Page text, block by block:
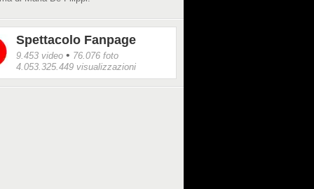
Spettacolo Fanpage
9.453 video • 76.076 foto
4.053.325.449 visualizzazioni